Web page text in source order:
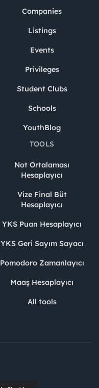
Companies
Listings
Events
Privileges
Student Clubs
Schools
YouthBlog
TOOLS
Not Ortalaması
Hesaplayıcı
Vize Final Büt
Hesaplayıcı
YKS Puan Hesaplayıcı
YKS Geri Sayım Sayacı
Pomodoro Zamanlayıcı
Maaş Hesaplayıcı
All tools